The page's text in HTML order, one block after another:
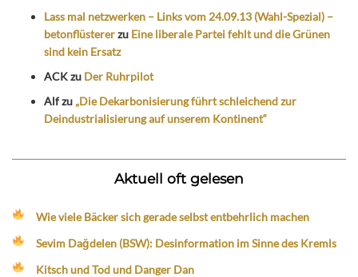
Lass mal netzwerken – Links vom 24.09.13 (Wahl-Spezial) –
betonflüstererzu Eine liberale Partei fehlt und die Grünen
sind kein Ersatz
ACKzu Der Ruhrpilot
Alfzu „Die Dekarbonisierung führt schleichend zur
Deindustrialisierung auf unserem Kontinent“
Aktuell oft gelesen
Wie viele Bäcker sich gerade selbst entbehrlich machen
Sevim Dağdelen (BSW): Desinformation im Sinne des Kremls
Kitsch und Tod und Danger Dan